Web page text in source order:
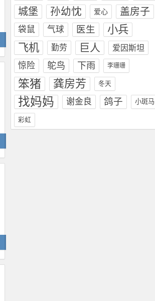
城堡
孙幼忱 爱心 盖房子
袋鼠 气球 医生
小兵
飞机
勤劳 巨人 爱因斯坦
惊险 鸵鸟 下雨 李珊珊
笨猪 龚房芳 冬天
找妈妈 谢金良 鸽子 小斑马
彩虹